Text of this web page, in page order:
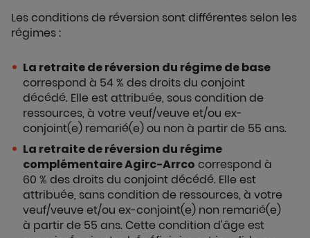
Les conditions de réversion sont différentes selon les
régimes :
La retraite de réversion du régime de base
correspond à 54 % des droits du conjoint
décédé. Elle est attribuée, sous condition de
ressources, à votre veuf/veuve et/ou ex-
conjoint(e) remarié(e) ou non à partir de 55 ans.
La retraite de réversion du régime
complémentaire Agirc-Arrco correspond à
60 % des droits du conjoint décédé. Elle est
attribuée, sans condition de ressources, à votre
veuf/veuve et/ou ex-conjoint(e) non remarié(e)
à partir de 55 ans. Cette condition d'âge est